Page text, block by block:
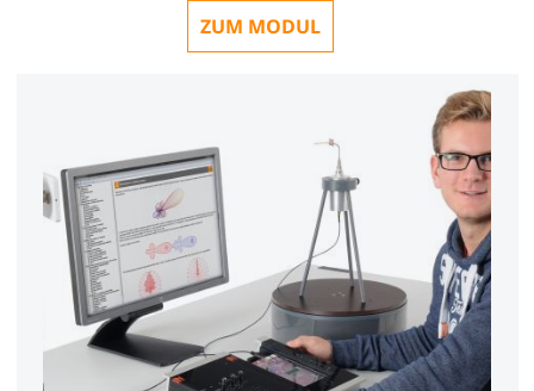
ZUM MODUL